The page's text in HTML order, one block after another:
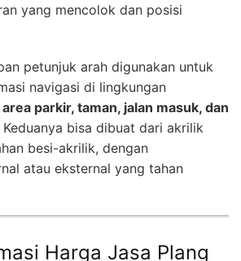
yang mencolok dan posisi
petunjuk arah digunakan untuk
navigasi di lingkungan
area parkir, taman, jalan masuk, dan
Keduanya bisa dibuat dari akrilik
besi-akrilik, dengan
atau eksternal yang tahan
Harga Jasa Plang